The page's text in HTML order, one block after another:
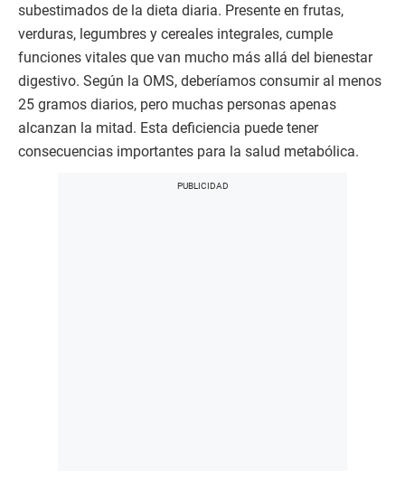
subestimados de la dieta diaria. Presente en frutas,
verduras, legumbres y cereales integrales, cumple
funciones vitales que van mucho más allá del bienestar
digestivo. Según la OMS, deberíamos consumir al menos
25 gramos diarios, pero muchas personas apenas
alcanzan la mitad. Esta deficiencia puede tener
consecuencias importantes para la salud metabólica.